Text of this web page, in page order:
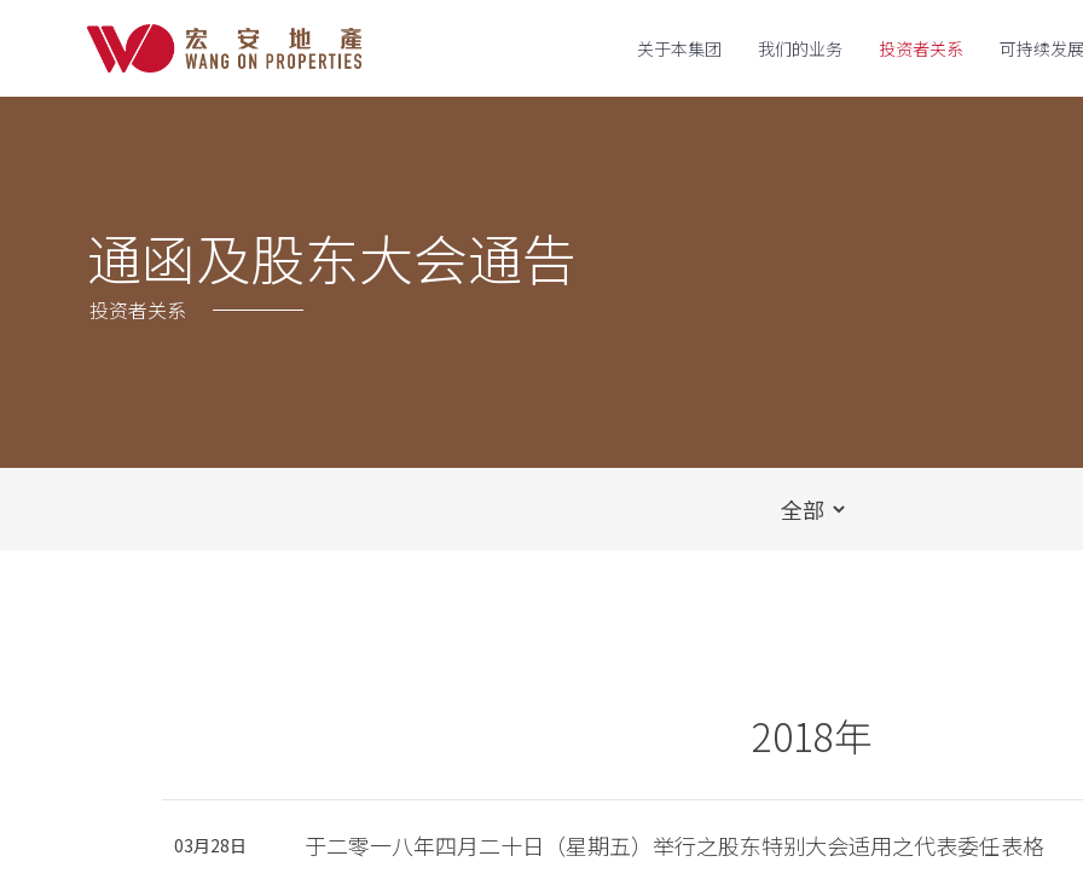
关于本集团 我们的业务 投资者关系 可持续发展
通函及股东大会通告
投资者关系
2018年
03月28日 于二零一八年四月二十日（星期五）举行之股东特别大会适用之代表委任表格